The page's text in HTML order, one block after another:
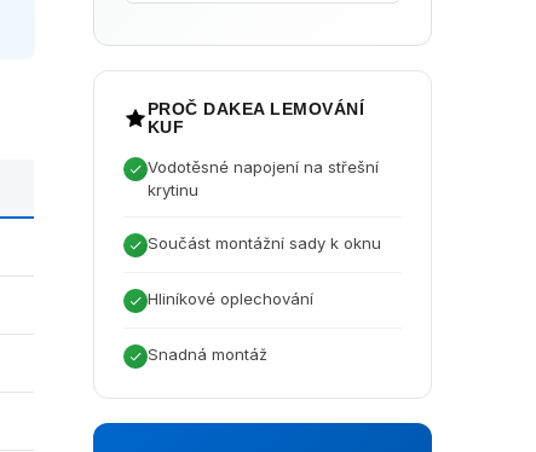
PROČ DAKEA LEMOVÁNÍ
KUF
Vodotěsné napojení na střešní
krytinu
Součást montážní sady k oknu
Hliníkové oplechování
Snadná montáž